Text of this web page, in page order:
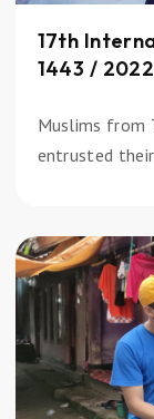
17th
1443 / 2022
Muslims from
entrusted